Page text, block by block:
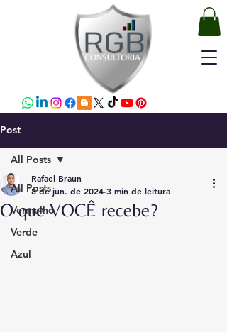
Post
All Posts
Vermelho
Verde
Azul
All Posts
O que VOCÊ recebe?
Rafael Braun
8 de jun. de 2024 3 min de leitura